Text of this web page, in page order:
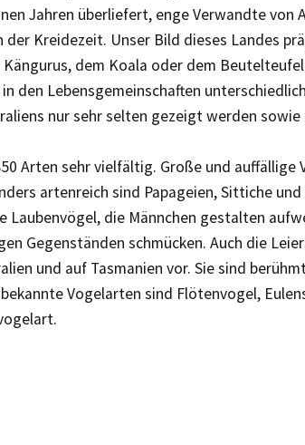
Jahren überliefert, enge Verwandte von
der Kreidezeit. Unser Bild dieses Landes
dem Koala oder dem
den Lebensgemeinschaften
nur sehr selten gezeigt werden
Arten sehr vielfältig. Große und auffällige
artenreich sind Papageien, Sittiche
Laubenvögel, die Männchen gestalten
Gegenständen schmücken. Auch die
und auf Tasmanien vor. Sie sind
Vogelarten sind Flötenvogel,